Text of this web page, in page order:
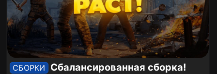
СБОРКИ
Сбалансированная сборка!